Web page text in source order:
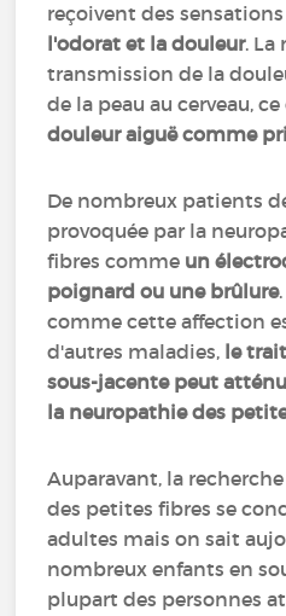
reçoivent des
l'odorat et la douleur. La
transmission de la
de la peau au cerveau,
douleur aiguë comme
De nombreux patients
provoquée par la
fibres comme un
poignard ou une brûlure
comme cette affection
d'autres maladies, le
sous-jacente peut
la neuropathie des
Auparavant, la
des petites fibres se
adultes mais on sait
nombreux enfants en
plupart des personnes